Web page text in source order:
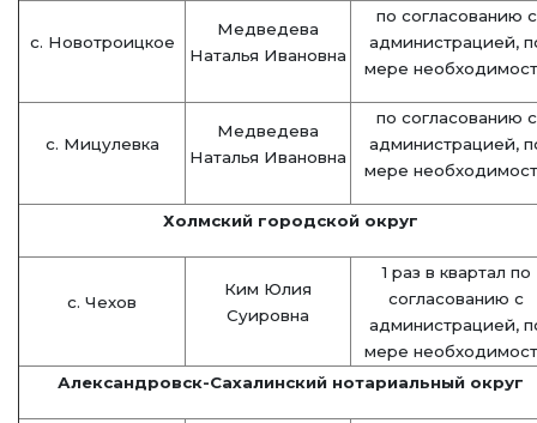
с. Новотроицкое
Медведева
Наталья Ивановна
по согласованию с
администрацией,
мере
с. Мицулевка
Медведева
Наталья Ивановна
по согласованию с
администрацией,
мере
Холмский городской округ
с. Чехов
Ким Юлия
Суировна
1 раз в квартал по
согласованию с
администрацией,
мере
Александровск-Сахалинский нотариальный округ